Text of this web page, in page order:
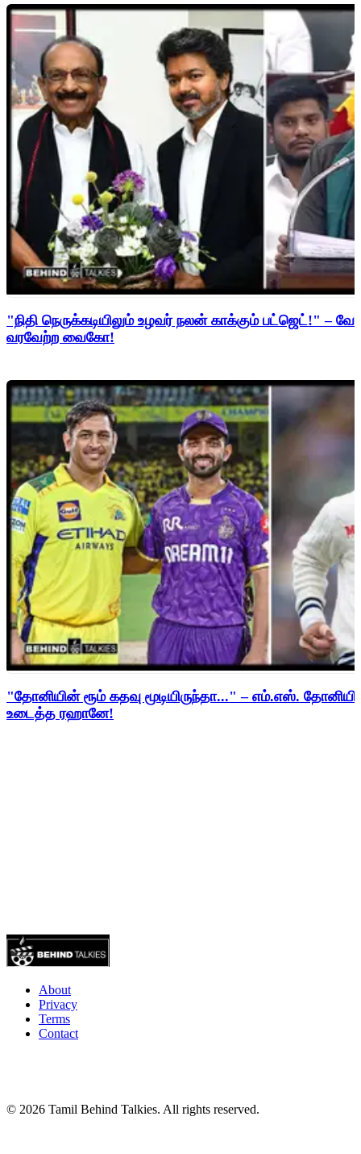
"நிதி நெருக்கடியிலும் உழவர் நலன் காக்கும் பட்ஜெட்!" –
வரவேற்ற வைகோ!
"தோனியின் ரூம் கதவு மூடியிருந்தா..." – எம்.எஸ்.
உடைத்த ரஹானே!
About
Privacy
Terms
Contact
© 2026 Tamil Behind Talkies. All rights reserved.